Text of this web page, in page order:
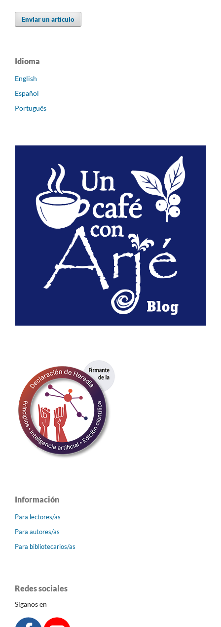
Enviar un artículo
Idioma
English
Español
Português
Información
Para lectores/as
Para autores/as
Para bibliotecarios/as
Redes sociales
Síganos en